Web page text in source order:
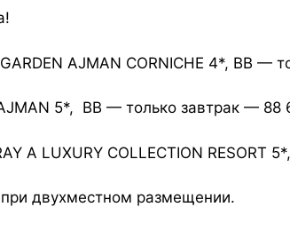
AJMAN CORNICHE 4*, ВВ —
5*, ВВ — только завтрак — 88
A LUXURY COLLECTION RESORT
двухместном размещении.